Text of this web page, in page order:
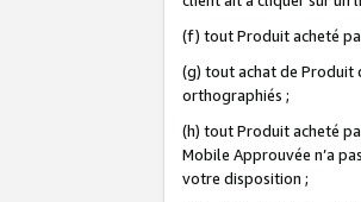
(f) tout Produit acheté
(g) tout achat de Produit
orthographiés ;
(h) tout Produit acheté
Mobile Approuvée n’a
votre disposition ;